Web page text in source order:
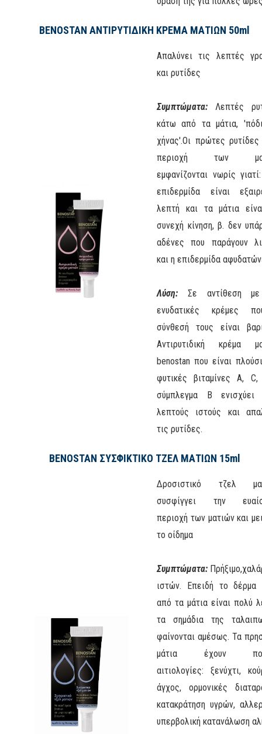
BENOSTAN ΑΝΤΙΡΥΤΙΔΙΚΗ ΚΡΕΜΑ ΜΑΤΙΩΝ 50ml
Απαλύνει τις λεπτές
και ρυτίδες
Συμπτώματα: Λεπτές
κάτω από τα μάτια,
χήνας'.Οι πρώτες
περιοχή των
εμφανίζονται νωρίς
επιδερμίδα είναι
λεπτή και τα μάτια
συνεχή κίνηση, β. δεν
αδένες που παράγουν
και η επιδερμίδα
Λύση: Σε αντίθεση
ενυδατικές κρέμες
σύνθεσή τους είναι
Αντιρυτιδική κρέμα
benostan που είναι
φυτικές βιταμίνες Α,
σύμπλεγμα Β ενισχύει
λεπτούς ιστούς και
τις ρυτίδες.
BENOSTAN ΣΥΣΦΙΚΤΙΚΟ ΤΖΕΛ ΜΑΤΙΩΝ 15ml
Δροσιστικό τζελ
συσφίγγει την
περιοχή των ματιών και
το οίδημα
Συμπτώματα:
ιστών. Επειδή το δέρμα
από τα μάτια είναι πολύ
τα σημάδια της
φαίνονται αμέσως. Τα
μάτια έχουν
αιτιολογίες: ξενύχτι,
άγχος, ορμονικές
κατακράτηση υγρών,
υπερβολική κατανάλωση